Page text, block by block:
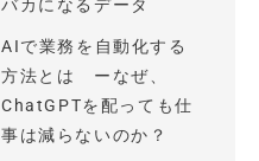
バカになるデータ
AIで業務を自動化する
方法とは ーなぜ、
ChatGPTを配っても仕
事は減らないのか？